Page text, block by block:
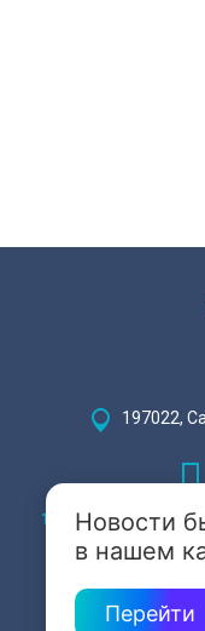
Новости
в нашем
Перейти
197022,
Внимание!
сайте, могут